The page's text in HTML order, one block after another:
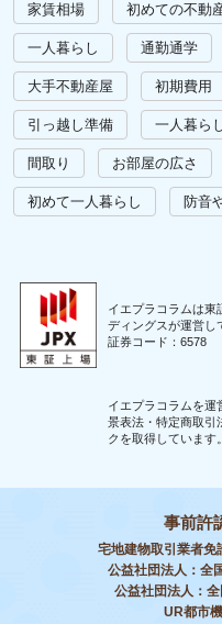
家賃相場 初めての不動
一人暮らし 通勤通学
大手不動産屋 初期費用
引っ越し準備 一人暮ら
間取り お部屋の広さ
初めて一人暮らし 防音
イエプラコラムは東
ディングスが運営し
証券コード：6578
イエプラコラムを運
景表法・特定商取引
クを取得しています。
事前許
宅地建物取引業者
公益社団法人：全
公益社団法人：
UR都市